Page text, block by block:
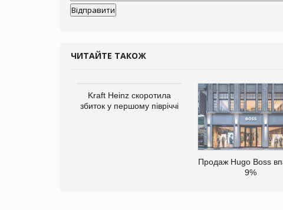
ЧИТАЙТЕ ТАКОЖ
Kraft Heinz скоротила
збиток у першому півріччі
Продаж Hugo Boss
9%